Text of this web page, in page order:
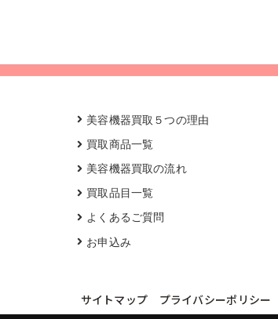
美容機器買取５つの理由
買取商品一覧
美容機器買取の流れ
買取品目一覧
よくあるご質問
お申込み
サイトマップ プライバシーポリシー